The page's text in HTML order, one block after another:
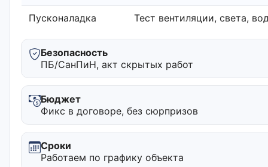
Пусконаладка Тест вентиляции, света,
Безопасность
ПБ/СанПиН, акт скрытых работ
Бюджет
Фикс в договоре, без сюрпризов
Сроки
Работаем по графику объекта